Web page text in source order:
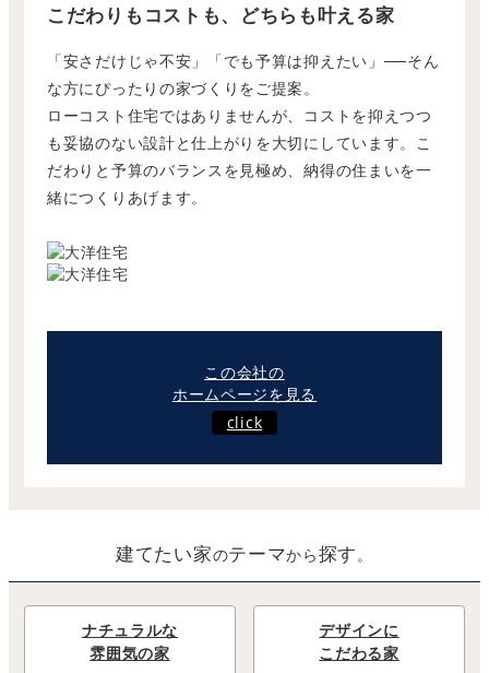
こだわりもコストも、どちらも叶える家
「安さだけじゃ不安」「でも予算は抑えたい」──そん
な方にぴったりの家づくりをご提案。
ローコスト住宅ではありませんが、コストを抑えつつ
も妥協のない設計と仕上がりを大切にしています。こ
だわりと予算のバランスを見極め、納得の住まいを一
緒につくりあげます。
この会社の
ホームページを見る
click
建てたい家のテーマから探す。
ナチュラルな
雰囲気の家
デザインに
こだわる家